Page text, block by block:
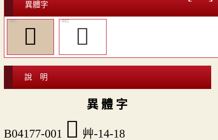
異體字
𦿦 󸢰
說 明
異 體 字
B04177-001 𦿦 艸-14-18